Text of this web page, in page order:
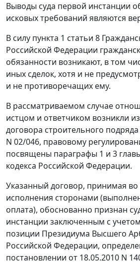
Выводы суда первой инстанции
исковых требований являются
В силу пункта 1 статьи 8
Российской Федерации
обязанности возникают, в том
иных сделок, хотя и не
и не противоречащих ему.
В рассматриваемом случае
истцом и ответчиком возникли
договора строительного подряда
N 02/046, правовому
посвящены параграфы 1 и 3
кодекса Российской Федерации.
Указанный договор, принимая
исполнения сторонами
оплата), обоснованно признан
инстанции заключенным с
позиции Президиума Высшего
Российской Федерации,
постановлении от 18.05.2010 N